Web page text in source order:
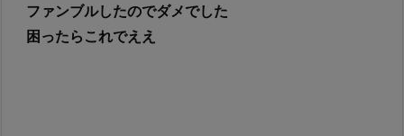
ファンブルしたのでダメでした
困ったらこれでええ